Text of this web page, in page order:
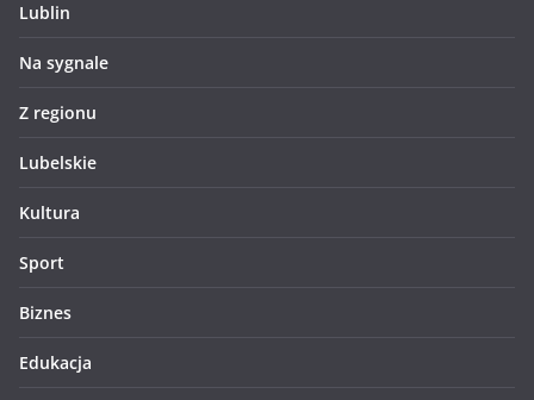
Lublin
Na sygnale
Z regionu
Lubelskie
Kultura
Sport
Biznes
Edukacja